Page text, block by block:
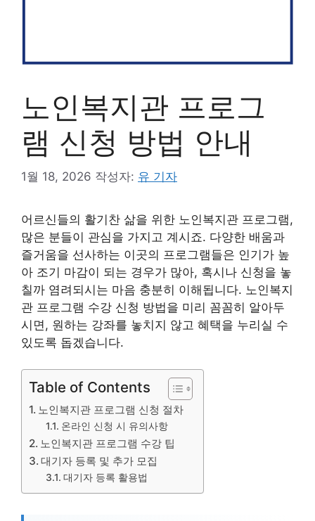
노인복지관 프로그
램 신청 방법 안내
1월 18, 2026 작성자: 유 기자
어르신들의 활기찬 삶을 위한 노인복지관 프로그램,
많은 분들이 관심을 가지고 계시죠. 다양한 배움과
즐거움을 선사하는 이곳의 프로그램들은 인기가 높
아 조기 마감이 되는 경우가 많아, 혹시나 신청을 놓
칠까 염려되시는 마음 충분히 이해됩니다. 노인복지
관 프로그램 수강 신청 방법을 미리 꼼꼼히 알아두
시면, 원하는 강좌를 놓치지 않고 혜택을 누리실 수
있도록 돕겠습니다.
Table of Contents
노인복지관 프로그램 신청 절차
온라인 신청 시 유의사항
노인복지관 프로그램 수강 팁
대기자 등록 및 추가 모집
대기자 등록 활용법